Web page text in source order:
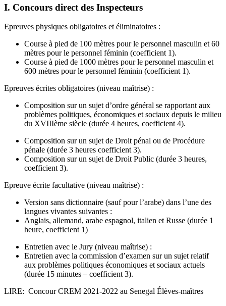
I. Concours direct des Inspecteurs
Epreuves physiques obligatoires et éliminatoires :
Course à pied de 100 mètres pour le personnel masculin et 60
mètres pour le personnel féminin (coefficient 1).
Course à pied de 1000 mètres pour le personnel masculin et
600 mètres pour le personnel féminin (coefficient 1).
Epreuves écrites obligatoires (niveau maîtrise) :
Composition sur un sujet d’ordre général se rapportant aux
problèmes politiques, économiques et sociaux depuis le milieu
du XVIIIème siècle (durée 4 heures, coefficient 4).
Composition sur un sujet de Droit pénal ou de Procédure
pénale (durée 3 heures coefficient 3).
Composition sur un sujet de Droit Public (durée 3 heures,
coefficient 3).
Epreuve écrite facultative (niveau maîtrise) :
Version sans dictionnaire (sauf pour l’arabe) dans l’une des
langues vivantes suivantes :
Anglais, allemand, arabe espagnol, italien et Russe (durée 1
heure, coefficient 1)
Entretien avec le Jury (niveau maîtrise) :
Entretien avec la commission d’examen sur un sujet relatif
aux problèmes politiques économiques et sociaux actuels
(durée 15 minutes – coefficient 3).
LIRE: Concour CREM 2021-2022 au Senegal Élèves-maîtres